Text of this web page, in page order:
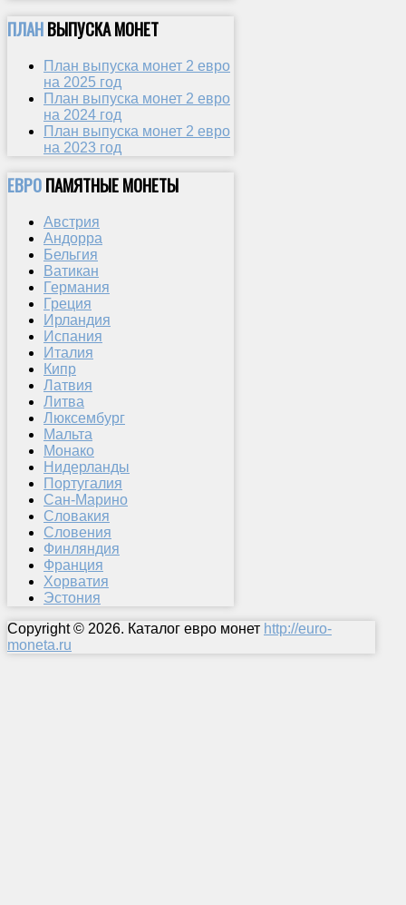
ПЛАНВЫПУСКА МОНЕТ
План выпуска монет 2 евро
на 2025 год
План выпуска монет 2 евро
на 2024 год
План выпуска монет 2 евро
на 2023 год
ЕВРОПАМЯТНЫЕ МОНЕТЫ
Австрия
Андорра
Бельгия
Ватикан
Германия
Греция
Ирландия
Испания
Италия
Кипр
Латвия
Литва
Люксембург
Мальта
Монако
Нидерланды
Португалия
Сан-Марино
Словакия
Словения
Финляндия
Франция
Хорватия
Эстония
Copyright © 2026. Каталог евро монет http://euro-
moneta.ru